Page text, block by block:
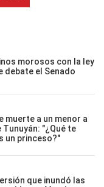
morosos con la ley
debate el Senado
muerte a un menor a
Tunuyán: "¿Qué te
un princeso?"
que inundó las